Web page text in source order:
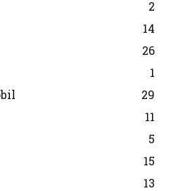
2
14
26
1
29
11
5
15
13